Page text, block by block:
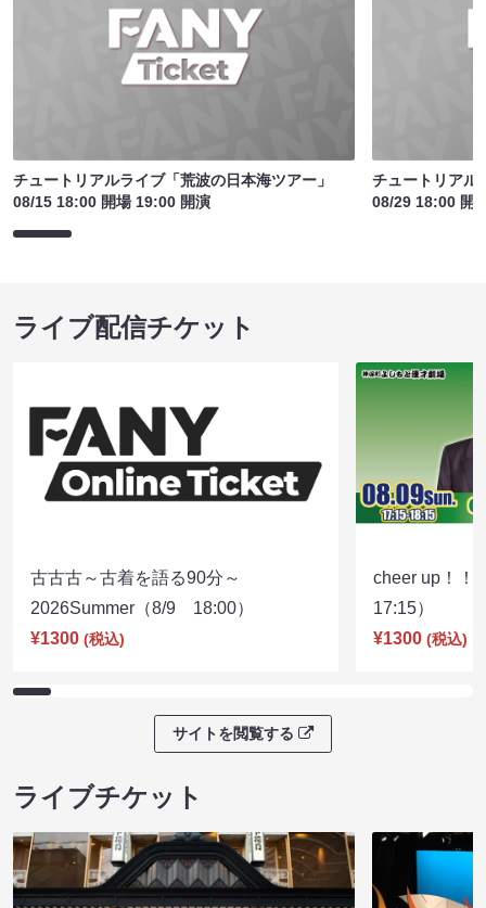
チュートリアルライブ「荒波の日本海ツアー」
08/15 18:00 開場 19:00 開演
チュートリアル
08/29 18:00 開
ライブ配信チケット
古古古～古着を語る90分～
2026Summer（8/9 18:00）
¥1300 (税込)
cheer up！
17:15）
¥1300 (税込)
サイトを閲覧する
ライブチケット